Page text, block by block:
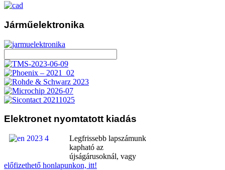
Járműelektronika
Elektronet nyomtatott kiadás
Legfrissebb lapszámunk
kapható az
újságárusoknál, vagy
előfizethető honlapunkon, itt!